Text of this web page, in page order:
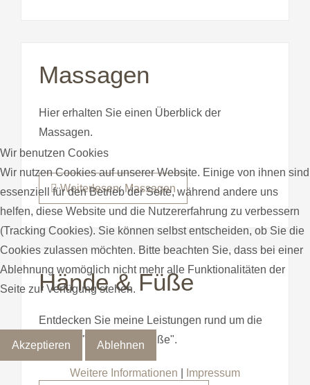
Massagen
Hier erhalten Sie einen Überblick der
Massagen.
Weiterlesen: Massagen
Hände & Füße
Entdecken Sie meine Leistungen rund um die
Themen "Hände und Füße".
Wir benutzen Cookies
Wir nutzen Cookies auf unserer Website. Einige von ihnen sind
essenziell für den Betrieb der Seite, während andere uns
helfen, diese Website und die Nutzererfahrung zu verbessern
(Tracking Cookies). Sie können selbst entscheiden, ob Sie die
Cookies zulassen möchten. Bitte beachten Sie, dass bei einer
Ablehnung womöglich nicht mehr alle Funktionalitäten der
Seite zur Verfügung stehen.
Akzeptieren Ablehnen
Weitere Informationen Impressum